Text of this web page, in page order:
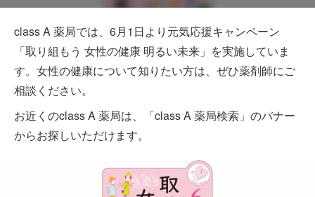
class A 薬局では、6月1日より元気応援キャンペーン
「取り組もう 女性の健康 明るい未来」を実施していま
す。女性の健康について知りたい方は、ぜひ薬剤師にご
相談ください。
お近くのclass A 薬局は、「class A 薬局検索」のバナー
からお探しいただけます。